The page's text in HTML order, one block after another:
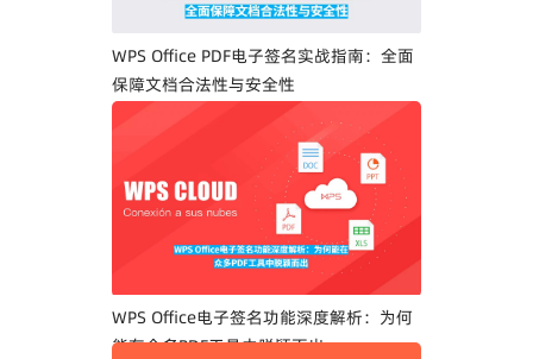
WPS Office PDF电子签名实战指南：全面
保障文档合法性与安全性
WPS Office电子签名功能深度解析：为何
能在众多PDF工具中脱颖而出